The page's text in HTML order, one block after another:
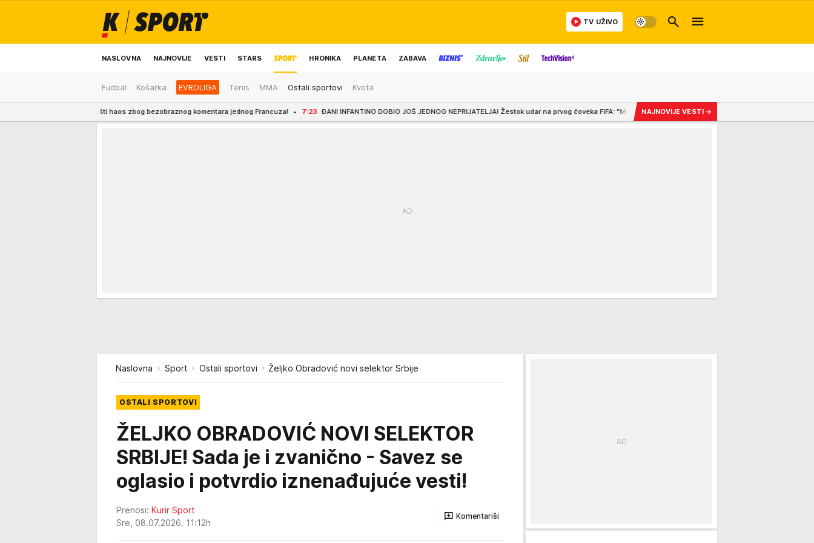
NASLOVNA NAJNOVIJE VESTI STARS HRONIKA PLANETA ZABAVA
ODRŽIVA BUDUĆNOST REGION NEWS IZBOR UREDNIKA
TV UŽIVO
Fudbal Košarka EVROLIGA Tenis MMA Ostali sportovi Kvota
opšti haos zbog bezobraznog komentara jednog Francuza! 7:23 ĐANI INFANTINO DOBIO JOŠ JEDNOG NEPRIJATELJA! Žestok udar na prvog čoveka FIFA: "Mora da prestane da zloupotrebljava svoju moć! Ne zanima ga zdravlje
NAJNOVIJE VESTI →
Naslovna Sport Ostali sportovi Željko Obradović novi selektor Srbije
OSTALI SPORTOVI
ŽELJKO OBRADOVIĆ NOVI SELEKTOR
SRBIJE! Sada je i zvanično - Savez se
oglasio i potvrdio iznenađujuće vesti!
Prenosi: Kurir Sport
Sre, 08.07.2026. 11:12h
Komentariši